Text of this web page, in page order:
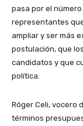
pasa por el
representantes
ampliar y ser más
postulación, que
candidatos y que
política.
Róger Celi, vocero
términos